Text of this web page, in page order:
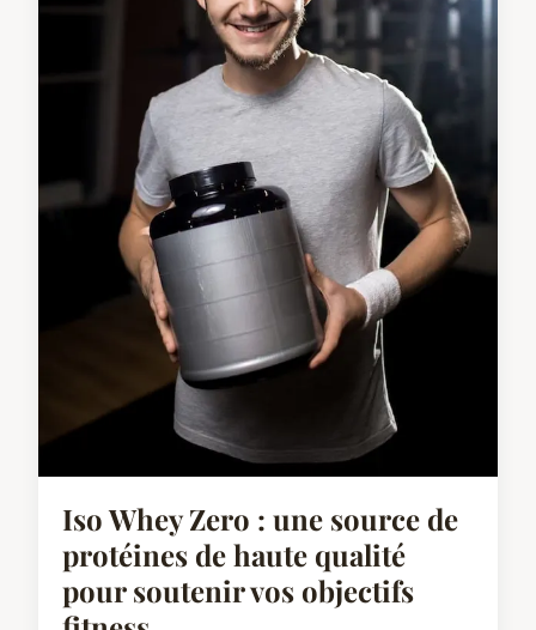
Iso Whey Zero : une source de
protéines de haute qualité
pour soutenir vos objectifs